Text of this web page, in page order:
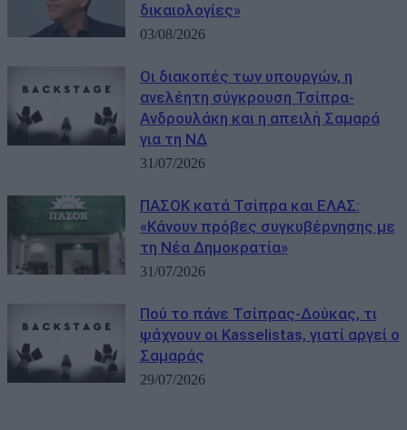
δικαιολογίες»
03/08/2026
Οι διακοπές των υπουργών, η
ανελέητη σύγκρουση Τσίπρα-
Ανδρουλάκη και η απειλή Σαμαρά
για τη ΝΔ
31/07/2026
ΠΑΣΟΚ κατά Τσίπρα και ΕΛΑΣ:
«Κάνουν πρόβες συγκυβέρνησης με
τη Νέα Δημοκρατία»
31/07/2026
Πού το πάνε Τσίπρας-Δούκας, τι
ψάχνουν οι Kasselistas, γιατί αργεί ο
Σαμαράς
29/07/2026